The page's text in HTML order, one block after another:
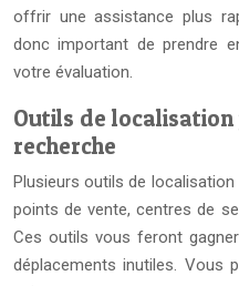
offrir une assistance plus
donc important de prendre
votre évaluation.
Outils de
recherche
Plusieurs outils de
points de vente, centres de
Ces outils vous feront
déplacements inutiles. Vous